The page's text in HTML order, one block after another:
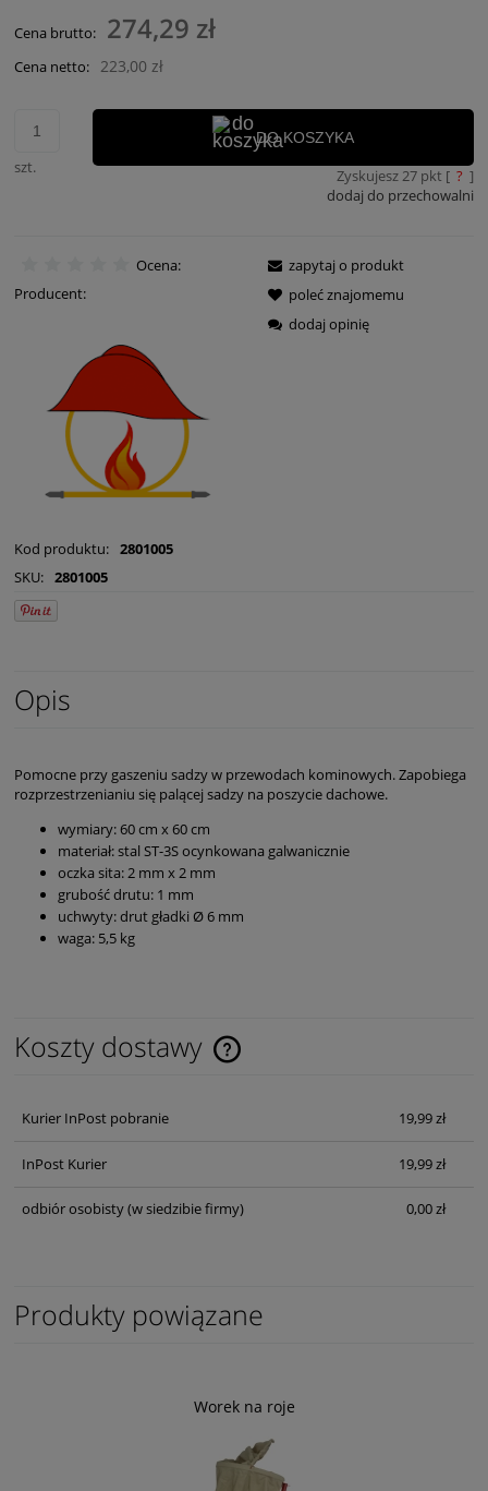
Cena brutto: 274,29 zł
Cena netto: 223,00 zł
szt.
DO KOSZYKA
Zyskujesz27pkt [ ? ]
dodaj do przechowalni
Ocena:
Producent:
Kod produktu: 2801005
SKU: 2801005
zapytaj o produkt
poleć znajomemu
dodaj opinię
Opis
Pomocne przy gaszeniu sadzy w przewodach kominowych. Zapobiega
rozprzestrzenianiu się palącej sadzy na poszycie dachowe.
wymiary: 60 cm x 60 cm
materiał: stal ST-3S ocynkowana galwanicznie
oczka sita: 2 mm x 2 mm
grubość drutu: 1 mm
uchwyty: drut gładki Ø 6 mm
waga: 5,5 kg
Koszty dostawy
Cena nie zawiera ewentualnych kosztów płatności
Kurier InPost pobranie 19,99 zł
InPost Kurier 19,99 zł
odbiór osobisty(w siedzibie firmy) 0,00 zł
Produkty powiązane
Worek na roje